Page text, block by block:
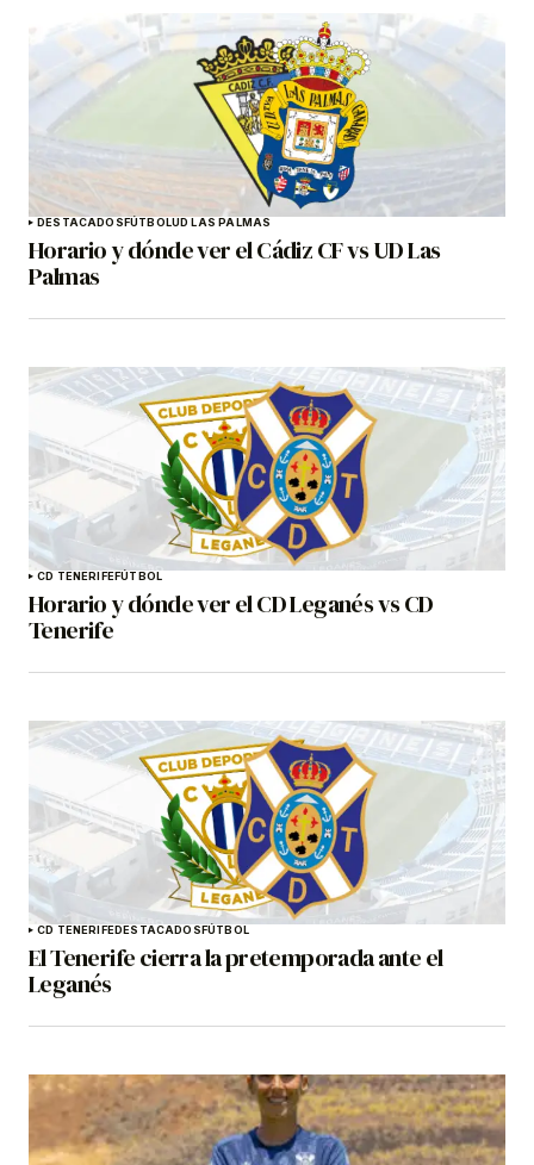
DESTACADOSFÚTBOLUD LAS PALMAS
Horario y dónde ver el Cádiz CF vs UD Las
Palmas
CD TENERIFEFÚTBOL
Horario y dónde ver el CD Leganés vs CD
Tenerife
CD TENERIFEDESTACADOSFÚTBOL
El Tenerife cierra la pretemporada ante el
Leganés